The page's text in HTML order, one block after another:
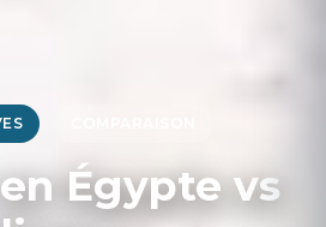
Égypte vs